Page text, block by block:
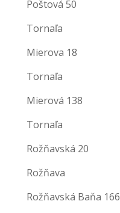
Poštová 50
Tornaľa
Mierova 18
Tornaľa
Mierová 138
Tornaľa
Rožňavská 20
Rožňava
Rožňavská Baňa 166